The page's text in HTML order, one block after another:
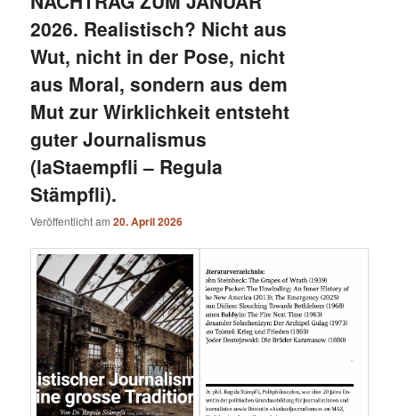
2026. Realistisch? Nicht aus
Wut, nicht in der Pose, nicht
aus Moral, sondern aus dem
Mut zur Wirklichkeit entsteht
guter Journalismus
(laStaempfli – Regula
Stämpfli).
Veröffentlicht am20. April 2026